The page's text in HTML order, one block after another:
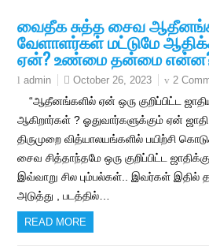
வைதீக சுத்த சைவ
வேளாளர்கள் மட்டுமே
ஏன்? உண்மை தன்மை
admin October 26, 2023 2
“ஆதீனங்களில் ஏன் ஒரு குறிப்பிட்ட
ஆகிறார்கள் ? ஓதுவார்களுக்கும் ஏன்
திருமுறை வித்யாலயங்களில் பயிற்சி
சைவ சித்தாந்தமே ஒரு குறிப்பிட்ட
இவ்வாறு சில பும்பல்கள்.. இவர்கள் இதில்
அடுத்து , படத்தில்…
READ MORE